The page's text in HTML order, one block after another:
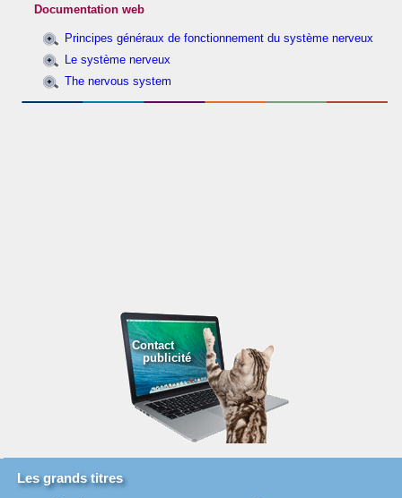
Documentation web
Principes généraux de fonctionnement du système nerveux
Le système nerveux
The nervous system
Contact
publicité
Les grands titres